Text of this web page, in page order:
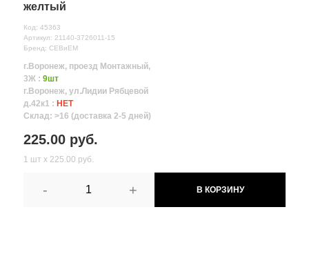
желтый
Код: 45363
Артикул: 21140-3726011-15
Бренд: СЕВиЕМ
г.Воронеж, проезд Монтажный,
3Ж : 9шт
г.Воронеж, ул.Лидии Рябцевой
д.42к1 : НЕТ
Склад: >16 (доставка 2-5 дней)
225.00 руб.
1 шт х 225.00 руб.
- + В КОРЗИНУ